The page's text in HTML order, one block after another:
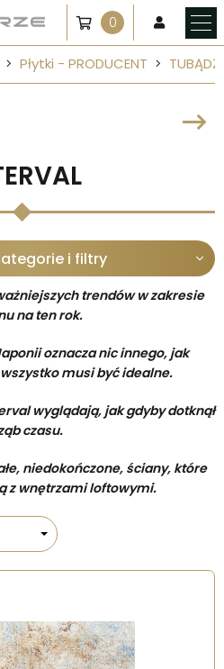
0
Płytki - PRODUCENT
i filtry
trendów w zakresie
na ten rok.
oznacza nic innego, jak
musi być idealne.
wyglądają, jak gdyby dotknął
czasu.
niedokończone, ściany, które
z wnętrzami loftowymi.